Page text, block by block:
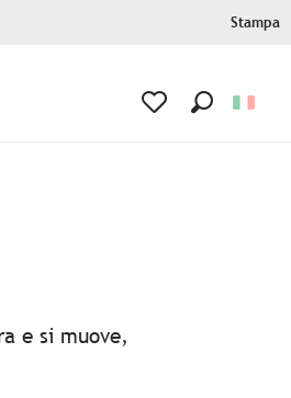
Stampa
e si muove,